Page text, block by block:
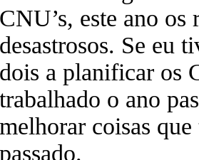
CNU’s, este ano
desastrosos. Se eu
dois a planificar os
trabalhado o ano
melhorar coisas
passado.